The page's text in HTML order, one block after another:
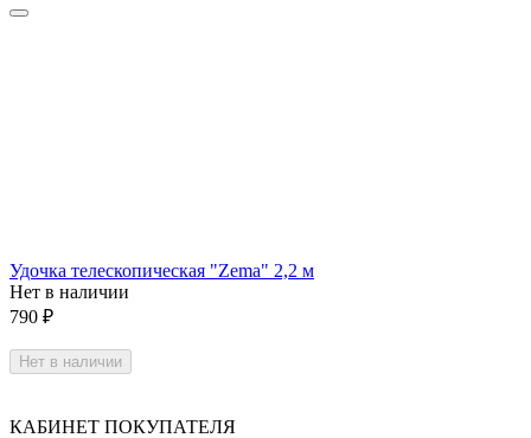
Удочка телескопическая "Zema" 2,2 м
Нет в наличии
790 ₽
Нет в наличии
КАБИНЕТ ПОКУПАТЕЛЯ